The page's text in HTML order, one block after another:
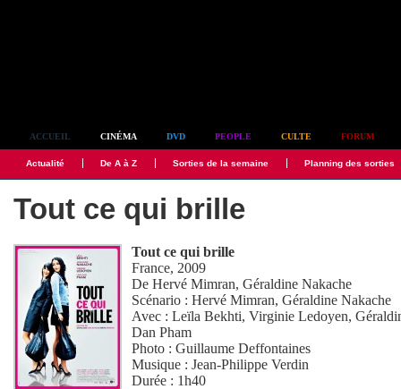
ACCUEIL CINÉMA DVD PEOPLE CULTE FORUM
Actualité De A à Z Sorties de la semaine Planning des sorties
Tout ce qui brille
Tout ce qui brille
France, 2009
DeHervé Mimran,Géraldine Nakache
Scénario :Hervé Mimran,Géraldine Nakache
Avec :Leïla Bekhti,Virginie Ledoyen,
Dan Pham
Photo :Guillaume Deffontaines
Musique :Jean-Philippe Verdin
Durée : 1h40